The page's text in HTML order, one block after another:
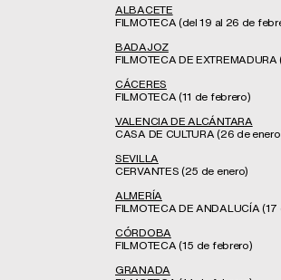
ALBACETE
FILMOTECA (del 19 al 26 de
BADAJOZ
FILMOTECA DE
CÁCERES
FILMOTECA (11 de febrero)
VALENCIA DE ALCÁNTARA
CASA DE CULTURA (26 de
SEVILLA
CERVANTES (25 de enero)
ALMERÍA
FILMOTECA DE ANDALUCÍA
CÓRDOBA
FILMOTECA (15 de febrero)
GRANADA